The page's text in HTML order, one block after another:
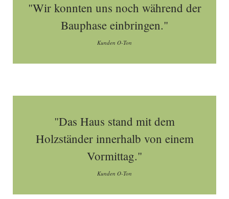
"Wir konnten uns noch während der
Bauphase einbringen."
Kunden O-Ton
"Das Haus stand mit dem
Holzständer innerhalb von einem
Vormittag."
Kunden O-Ton